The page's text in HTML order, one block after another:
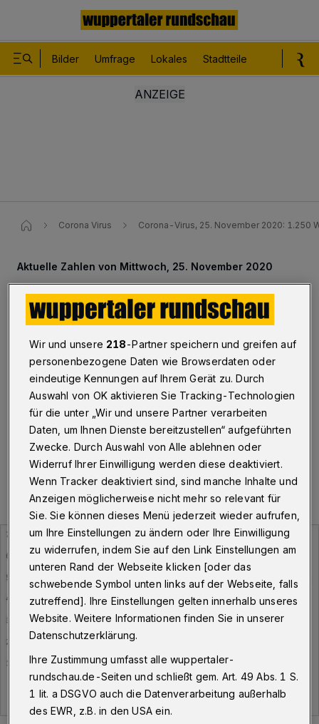
Bilder Umfrage Lokales Stadtteile
Corona Virus Corona-Virus, 25. November 2020: 1.250
Aktuelle Zahlen von Mittwoch, 25. November 2020
Corona-Virus: 1.250
Wuppertaler infiziert
Wuppertal·Am Mittwoch (25. November 2020)
meldet die Stadt Wuppertal insgesamt 1.250 Personen,
die aktuell mit dem Corona-Virus infiziert sind. Damit
liegt der Inzidenzwert bei 203,66.
25.11.2020 , 09:39 Uhr Eine Minute Lesezeit
Wir und unsere 218-Partner speichern und greifen auf
personenbezogene Daten wie Browserdaten oder
eindeutige Kennungen auf Ihrem Gerät zu. Durch
Auswahl von OK aktivieren Sie Tracking-Technologien
für die unter „Wir und unsere Partner verarbeiten
Daten, um Ihnen Dienste bereitzustellen“ aufgeführten
Zwecke. Durch Auswahl von Alle ablehnen oder
Widerruf Ihrer Einwilligung werden diese deaktiviert.
Wenn Tracker deaktiviert sind, sind manche Inhalte und
Anzeigen möglicherweise nicht mehr so relevant für
Sie. Sie können dieses Menü jederzeit wieder aufrufen,
um Ihre Einstellungen zu ändern oder Ihre Einwilligung
zu widerrufen, indem Sie auf den Link Einstellungen am
unteren Rand der Webseite klicken [oder das
schwebende Symbol unten links auf der Webseite, falls
zutreffend]. Ihre Einstellungen gelten innerhalb unseres
Website. Weitere Informationen finden Sie in unserer
Datenschutzerklärung.
Ihre Zustimmung umfasst alle wuppertaler-
rundschau.de-Seiten und schließt gem. Art. 49 Abs. 1 S.
1 lit. a DSGVO auch die Datenverarbeitung außerhalb
des EWR, z.B. in den USA ein.